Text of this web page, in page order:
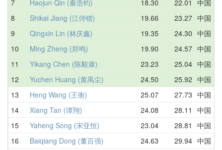
7 Haojun Qin (秦浩钧) 18.30 22.01 中国
8 Shikai Jiang (江侍锴) 19.66 23.27 中国
9 Qingxin Lin (林庆鑫) 19.35 24.30 中国
10 Ming Zheng (郑鸣) 19.90 24.57 中国
11 Yikang Chen (陈毅康) 23.23 25.04 中国
12 Yuchen Huang (黄禹尘) 24.50 25.92 中国
13 Heng Wang (王衡) 25.07 27.73 中国
14 Xiang Tan (谭翔) 24.08 28.11 中国
15 Yaheng Song (宋亚恒) 23.04 28.81 中国
16 Baiqiang Dong (董百强) 24.63 29.94 中国